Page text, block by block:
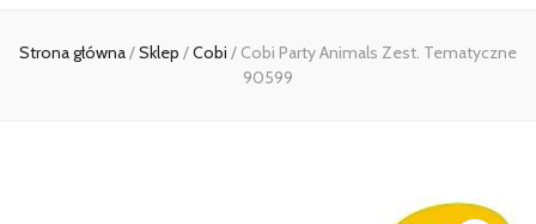
Strona główna/Sklep /Cobi / Cobi Party Animals Zest. Tematyczne
90599